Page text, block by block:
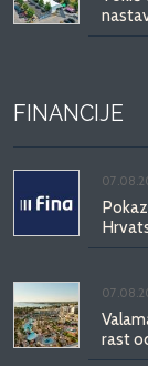
FINANCIJE
rast